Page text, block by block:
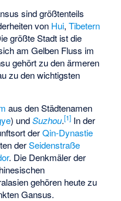
sind größtenteils
von Hui,Tibetern
größte Stadt ist die
am Gelben Fluss im
gehört zu den ärmeren
zu den wichtigsten
aus den Städtenamen
) undSuzhou.[1] In der
derQin-Dynastie
derSeidenstraße
. Die Denkmäler der
gehören heute zu
Gansus.